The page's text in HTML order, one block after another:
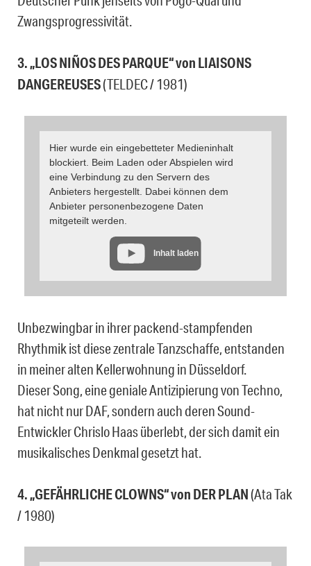
Zwangsprogressivität.
3. „LOS NIÑOS DES PARQUE“ von LIAISONS
DANGEREUSES(TELDEC / 1981)
Hier wurde ein eingebetteter Medieninhalt
blockiert. Beim Laden oder Abspielen wird
eine Verbindung zu den Servern des
Anbieters hergestellt. Dabei können dem
Anbieter personenbezogene Daten
mitgeteilt werden.
Inhalt laden
Unbezwingbar in ihrer packend-stampfenden
Rhythmik ist diese zentrale Tanzschaffe, entstanden
in meiner alten Kellerwohnung in Düsseldorf.
Dieser Song, eine geniale Antizipierung von Techno,
hat nicht nur DAF, sondern auch deren Sound-
Entwickler Chrislo Haas überlebt, der sich damit ein
musikalisches Denkmal gesetzt hat.
4. „GEFÄHRLICHE CLOWNS“ von DER PLAN(Ata Tak
/ 1980)